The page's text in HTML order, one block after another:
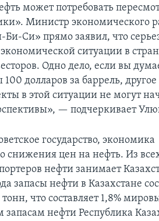
может потребовать
Министр экономического
Си» прямо заявил, что
ситуации в
Одно дело, если вы
долларов за баррель,
в этой ситуации не могут
— подчеркивает
государство, экономика
снижения цен на нефть. Из
нефти занимает
запасы нефти в Казахстане
что составляет 1,8%
нефти Республика